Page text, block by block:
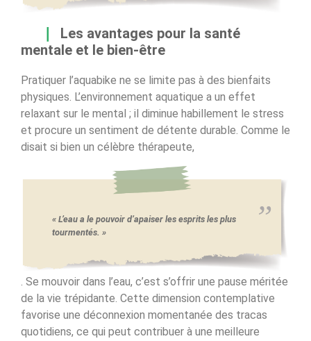
Les avantages pour la santé
mentale et le bien-être
Pratiquer l’aquabike ne se limite pas à des bienfaits
physiques. L’environnement aquatique a un effet
relaxant sur le mental ; il diminue habillement le stress
et procure un sentiment de détente durable. Comme le
disait si bien un célèbre thérapeute,
« L’eau a le pouvoir d’apaiser les esprits les plus
tourmentés. »
. Se mouvoir dans l’eau, c’est s’offrir une pause méritée
de la vie trépidante. Cette dimension contemplative
favorise une déconnexion momentanée des tracas
quotidiens, ce qui peut contribuer à une meilleure